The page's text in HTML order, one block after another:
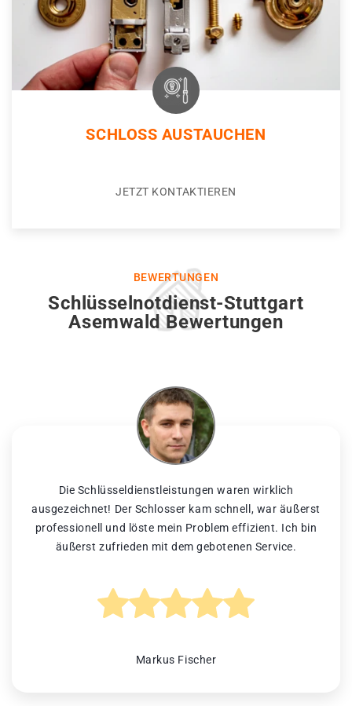
SCHLOSS AUSTAUCHEN
JETZT KONTAKTIEREN
BEWERTUNGEN
Schlüsselnotdienst-Stuttgart
Asemwald Bewertungen
Die Schlüsseldienstleistungen waren wirklich
ausgezeichnet! Der Schlosser kam schnell, war äußerst
professionell und löste mein Problem effizient. Ich bin
äußerst zufrieden mit dem gebotenen Service.
Markus Fischer